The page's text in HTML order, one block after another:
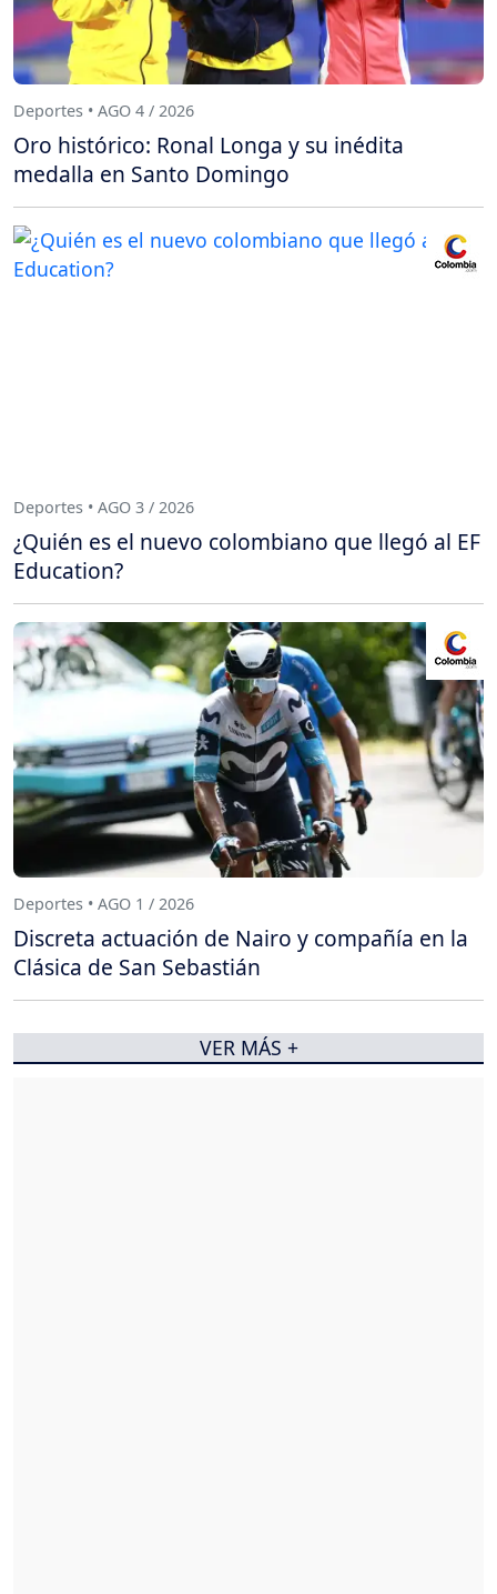
Deportes • AGO 4 / 2026
Oro histórico: Ronal Longa y su inédita
medalla en Santo Domingo
Deportes • AGO 3 / 2026
¿Quién es el nuevo colombiano que llegó al EF
Education?
Deportes • AGO 1 / 2026
Discreta actuación de Nairo y compañía en la
Clásica de San Sebastián
VER MÁS +